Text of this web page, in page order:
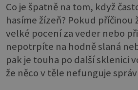
Co je špatně na tom, když
hasíme žízeň? Pokud příčinou
velké pocení za veder nebo
nepotrpíte na hodně slaná
pak je touha po další sklenici
že něco v těle nefunguje